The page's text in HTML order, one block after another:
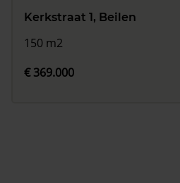
Kerkstraat 1, Beilen
150 m2
€ 369.000